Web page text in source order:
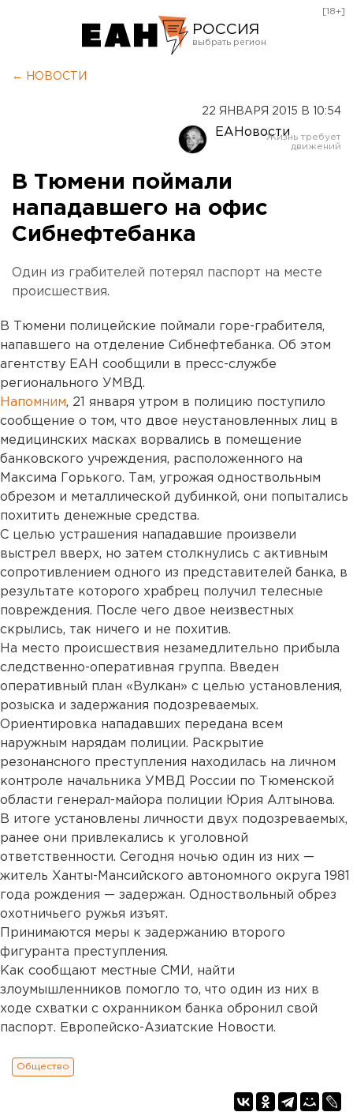
РОССИЯ
Оренбург
[18+]
← НОВОСТИ
22 ЯНВАРЯ 2015 В 10:54
ЕАНовости
В Тюмени поймали
нападавшего на офис
Сибнефтебанка
Один из грабителей потерял паспорт на месте
происшествия.
В Тюмени полицейские поймали горе-грабителя,
напавшего на отделение Сибнефтебанка. Об этом
агентству ЕАН сообщили в пресс-службе
регионального УМВД.
Напомним, 21 января утром в полицию поступило
сообщение о том, что двое неустановленных лиц в
медицинских масках ворвались в помещение
банковского учреждения, расположенного на
Максима Горького. Там, угрожая одноствольным
обрезом и металлической дубинкой, они попытались
похитить денежные средства.
С целью устрашения нападавшие произвели
выстрел вверх, но затем столкнулись с активным
сопротивлением одного из представителей банка, в
результате которого храбрец получил телесные
повреждения. После чего двое неизвестных
скрылись, так ничего и не похитив.
На место происшествия незамедлительно прибыла
следственно-оперативная группа. Введен
оперативный план «Вулкан» с целью установления,
розыска и задержания подозреваемых.
Ориентировка нападавших передана всем
наружным нарядам полиции. Раскрытие
резонансного преступления находилась на личном
контроле начальника УМВД России по Тюменской
области генерал-майора полиции Юрия Алтынова.
В итоге установлены личности двух подозреваемых,
ранее они привлекались к уголовной
ответственности. Сегодня ночью один из них —
житель Ханты-Мансийского автономного округа 1981
года рождения — задержан. Одноствольный обрез
охотничьего ружья изъят.
Принимаются меры к задержанию второго
фигуранта преступления.
Как сообщают местные СМИ, найти
злоумышленников помогло то, что один из них в
ходе схватки с охранником банка обронил свой
паспорт. Европейско-Азиатские Новости.
Общество